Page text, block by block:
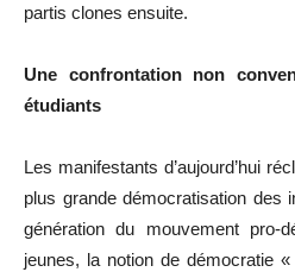
partis clones ensuite.
Une confrontation non
étudiants
Les manifestants d’aujourd’hui
plus grande démocratisation des
génération du mouvement pro-
jeunes, la notion de démocratie